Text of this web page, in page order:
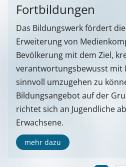
Fortbildungen
Das Bildungswerk fördert
Erweiterung von
Bevölkerung mit dem Ziel,
verantwortungsbewusst mit
sinnvoll umzugehen zu
Bildungsangebot auf der
richtet sich an Jugendliche
Erwachsene.
mehr dazu